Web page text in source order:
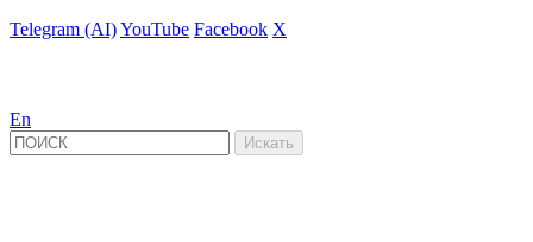
Telegram (AI)YouTube Facebook X
En